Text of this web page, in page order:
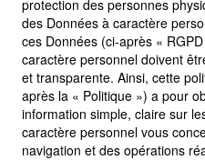
protection des personnes
des Données à caractère
ces Données (ci-après «
caractère personnel doivent
et transparente. Ainsi, cette
après la « Politique ») a pour
information simple, claire sur
caractère personnel vous
navigation et des opérations